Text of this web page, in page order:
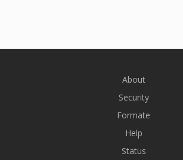
About
Security
Formate
Help
Status